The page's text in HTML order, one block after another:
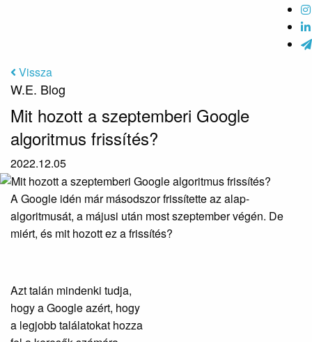
Vissza
W.E. Blog
Mit hozott a szeptemberi Google
algoritmus frissítés?
2022.12.05
A Google idén már másodszor frissítette az alap-
algoritmusát, a májusi után most szeptember végén. De
miért, és mit hozott ez a frissítés?
Azt talán mindenki tudja,
hogy a Google azért, hogy
a legjobb találatokat hozza